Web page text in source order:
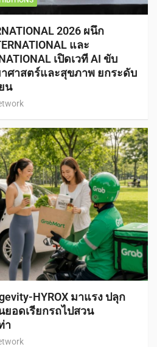
2026 ผนึก
และ
เปิดเวที AI ขับ
ศาสตร์และสุขภาพ ยกระดับ
น
HYROX มาแรง ปลุก
อดเรียกรถไปสวน
า